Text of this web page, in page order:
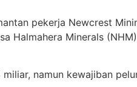
pekerja Newcrest
Halmahera Minerals
namun kewajiban